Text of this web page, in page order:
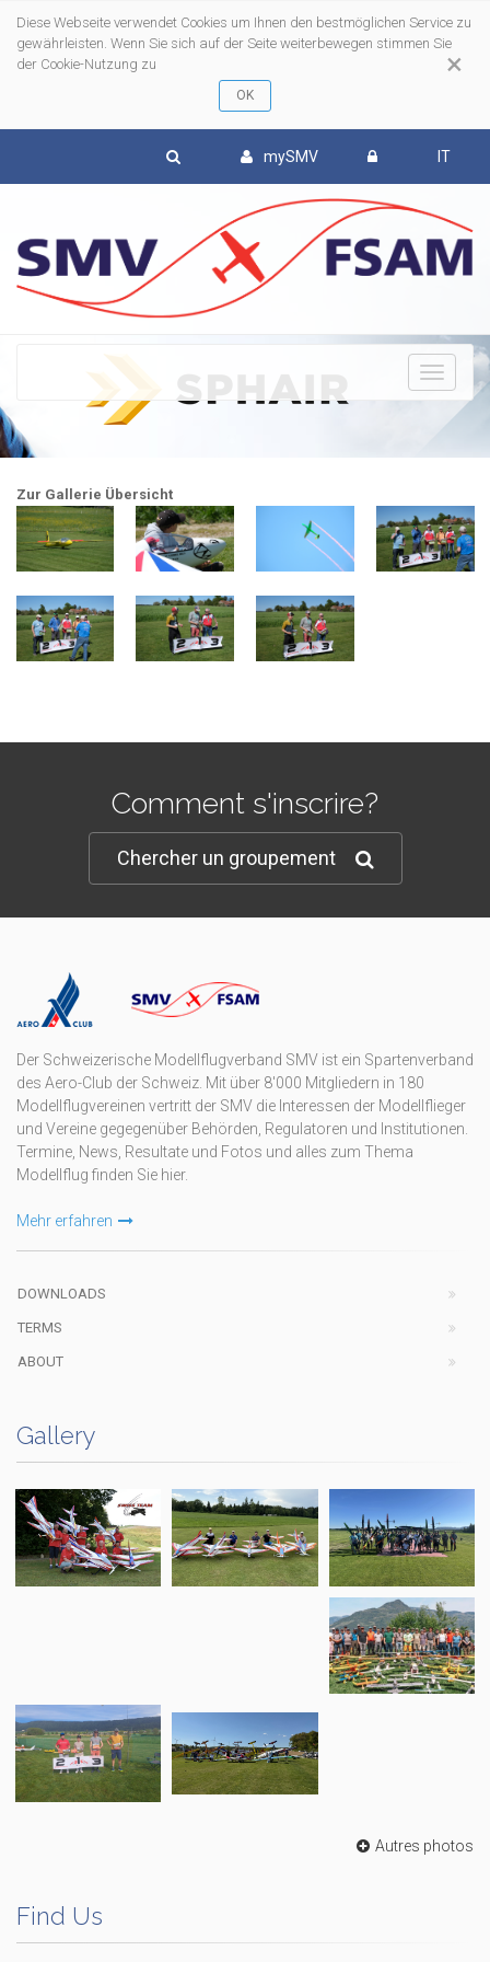
×
Diese Webseite verwendet Cookies um Ihnen den bestmöglichen Service zu
gewährleisten. Wenn Sie sich auf der Seite weiterbewegen stimmen Sie
der Cookie-Nutzung zu
mySMV IT
Zur Gallerie Übersicht
Comment s'inscrire?
Chercher un groupement
Der Schweizerische Modellflugverband SMV ist ein Spartenverband
des Aero-Club der Schweiz. Mit über 8'000 Mitgliedern in 180
Modellflugvereinen vertritt der SMV die Interessen der Modellflieger
und Vereine gegegenüber Behörden, Regulatoren und Institutionen.
Termine, News, Resultate und Fotos und alles zum Thema
Modellflug finden Sie hier.
Mehr erfahren
DOWNLOADS
TERMS
ABOUT
Gallery
Autres photos
Find Us